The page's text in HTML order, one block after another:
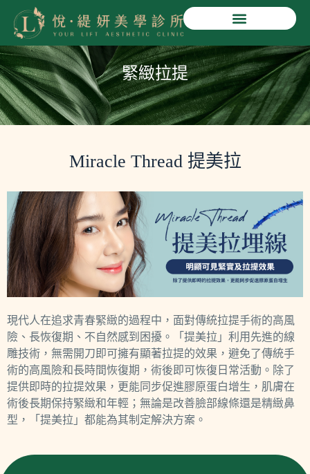
悅緹妍美學診所
緊緻拉提
Miracle Thread 提美拉
現代人在追求青春緊緻的過程中，面對傳統拉提手術的高風
險、長恢復期、不自然感到困擾。「提美拉」利用先進的線
雕技術，無需開刀即可擁有顯著拉提的效果，避免了傳統手
術的高風險和長時間恢復期，術後即可恢復日常活動。除了
提供即時的拉提效果，更能同步促進膠原蛋白增生，肌膚在
術後長期保持緊緻和年輕；無論是改善臉部線條還是精緻鼻
型，「提美拉」都能為其制定解決方案。